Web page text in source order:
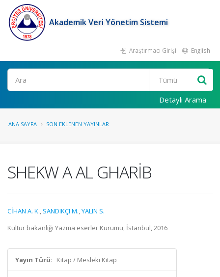
Akademik Veri Yönetim Sistemi
Araştırmacı Girişi English
Ara
Detaylı Arama
ANA SAYFA SON EKLENEN YAYINLAR
SHEKW A AL GHARİB
CİHAN A. K., SANDIKÇI M.,YALIN S.
Kültür bakanlığı Yazma eserler Kurumu, İstanbul, 2016
Yayın Türü: Kitap / Mesleki Kitap